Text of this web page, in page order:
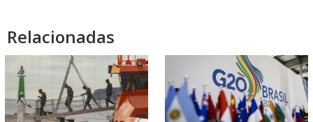
Relacionadas